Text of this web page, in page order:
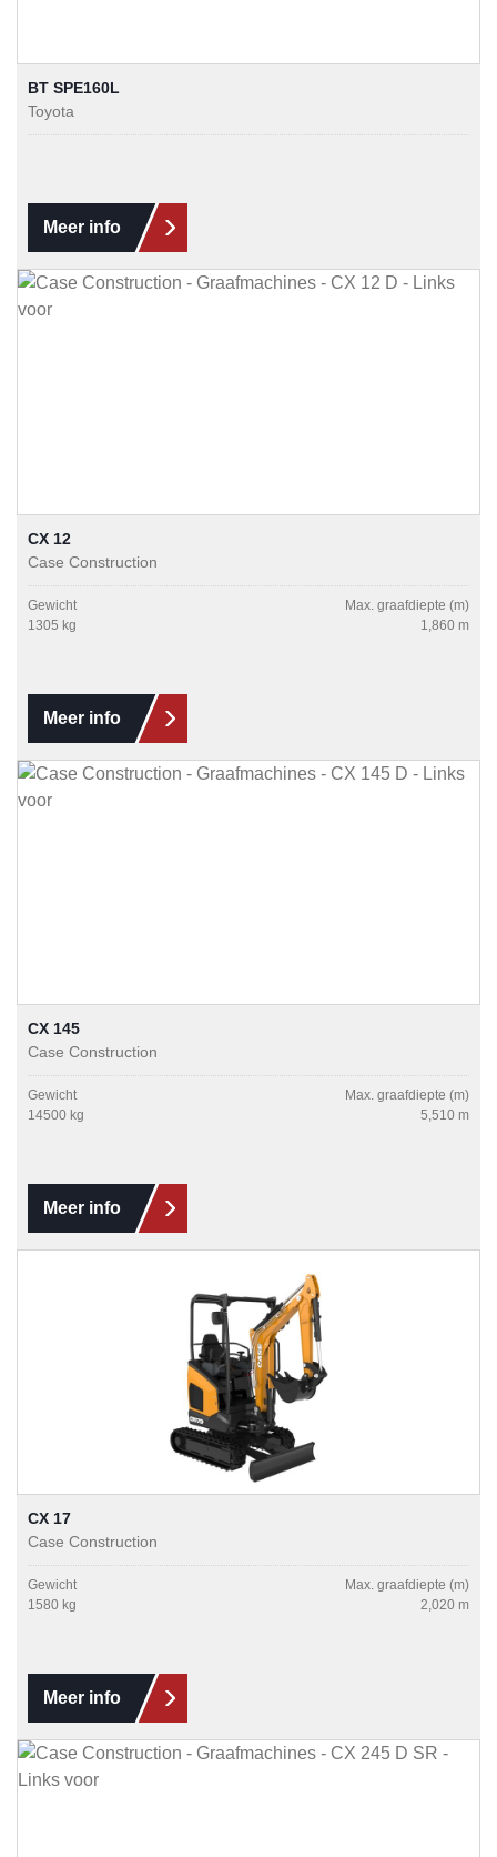
BT SPE160L
Toyota
Meer info
CX 12
Case Construction
Gewicht
1305 kg
Max. graafdiepte (m)
1,860 m
Meer info
CX 145
Case Construction
Gewicht
14500 kg
Max. graafdiepte (m)
5,510 m
Meer info
CX 17
Case Construction
Gewicht
1580 kg
Max. graafdiepte (m)
2,020 m
Meer info